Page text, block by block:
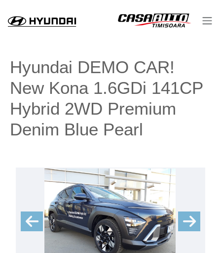
Hyundai DEMO CAR!
New Kona 1.6GDi 141CP
Hybrid 2WD Premium
Denim Blue Pearl